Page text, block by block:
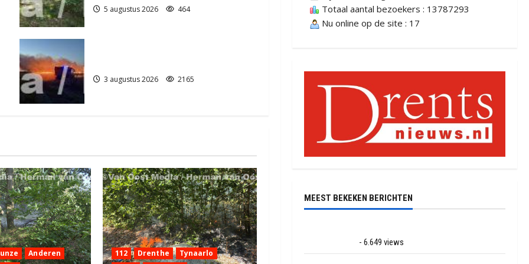
5 augustus 2026 464
3 augustus 2026 2165
Anderen
112 Drenthe
Tynaarlo
Totaal aantal bezoekers : 13787293
Nu online op de site : 17
MEEST BEKEKEN BERICHTEN
- 6.649 views